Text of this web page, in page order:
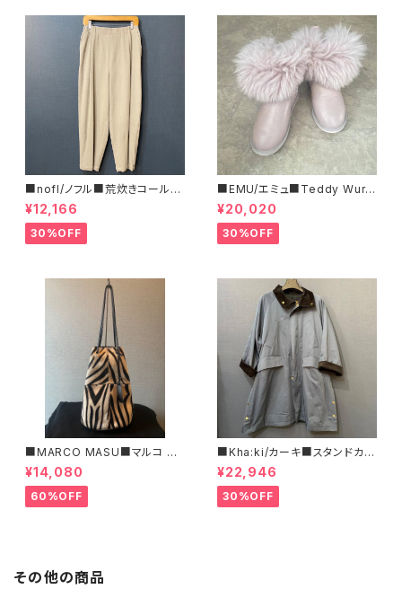
■nofl/ノフル■荒炊きコール天
テーパードパンツ■ゆるっとバ
ルーンシルエット
¥12,166
30%OFF
■EMU/エミュ■Teddy Wurr
en■撥水サイドジッパーブーツ
¥20,020
30%OFF
■MARCO MASU■マルコ マ
ージ■ハラコ・ゼブラ柄巾着BA
G■程よいサイズで可愛い
¥14,080
60%OFF
■Kha:ki/カーキ■スタンドカラ
ー・コート■
¥22,946
30%OFF
その他の商品